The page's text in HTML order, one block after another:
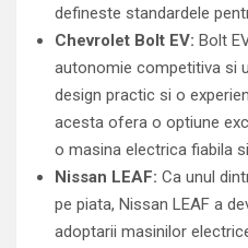
defineste standardele
Chevrolet Bolt EV: Bolt
autonomie competitiva si
design practic si o
acesta ofera o optiune
o masina electrica fiabila
Nissan LEAF: Ca unul
pe piata, Nissan LEAF a
adoptarii masinilor